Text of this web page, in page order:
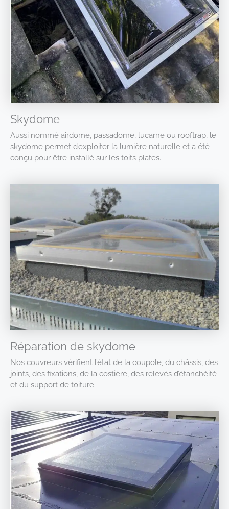
Skydome
Aussi nommé airdome, passadome, lucarne ou rooftrap, le
skydome permet d’exploiter la lumière naturelle et a été
conçu pour être installé sur les toits plates.
Réparation de skydome
Nos couvreurs vérifient l’état de la coupole, du châssis, des
joints, des fixations, de la costière, des relevés d’étanchéité
et du support de toiture.